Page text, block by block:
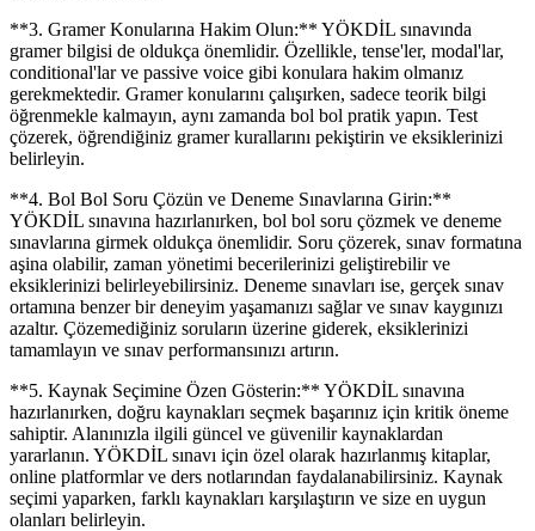
**3. Gramer Konularına Hakim Olun:** YÖKDİL sınavında
gramer bilgisi de oldukça önemlidir. Özellikle, tense'ler, modal'lar,
conditional'lar ve passive voice gibi konulara hakim olmanız
gerekmektedir. Gramer konularını çalışırken, sadece teorik bilgi
öğrenmekle kalmayın, aynı zamanda bol bol pratik yapın. Test
çözerek, öğrendiğiniz gramer kurallarını pekiştirin ve eksiklerinizi
belirleyin.
**4. Bol Bol Soru Çözün ve Deneme Sınavlarına Girin:**
YÖKDİL sınavına hazırlanırken, bol bol soru çözmek ve deneme
sınavlarına girmek oldukça önemlidir. Soru çözerek, sınav formatına
aşina olabilir, zaman yönetimi becerilerinizi geliştirebilir ve
eksiklerinizi belirleyebilirsiniz. Deneme sınavları ise, gerçek sınav
ortamına benzer bir deneyim yaşamanızı sağlar ve sınav kaygınızı
azaltır. Çözemediğiniz soruların üzerine giderek, eksiklerinizi
tamamlayın ve sınav performansınızı artırın.
**5. Kaynak Seçimine Özen Gösterin:** YÖKDİL sınavına
hazırlanırken, doğru kaynakları seçmek başarınız için kritik öneme
sahiptir. Alanınızla ilgili güncel ve güvenilir kaynaklardan
yararlanın. YÖKDİL sınavı için özel olarak hazırlanmış kitaplar,
online platformlar ve ders notlarından faydalanabilirsiniz. Kaynak
seçimi yaparken, farklı kaynakları karşılaştırın ve size en uygun
olanları belirleyin.